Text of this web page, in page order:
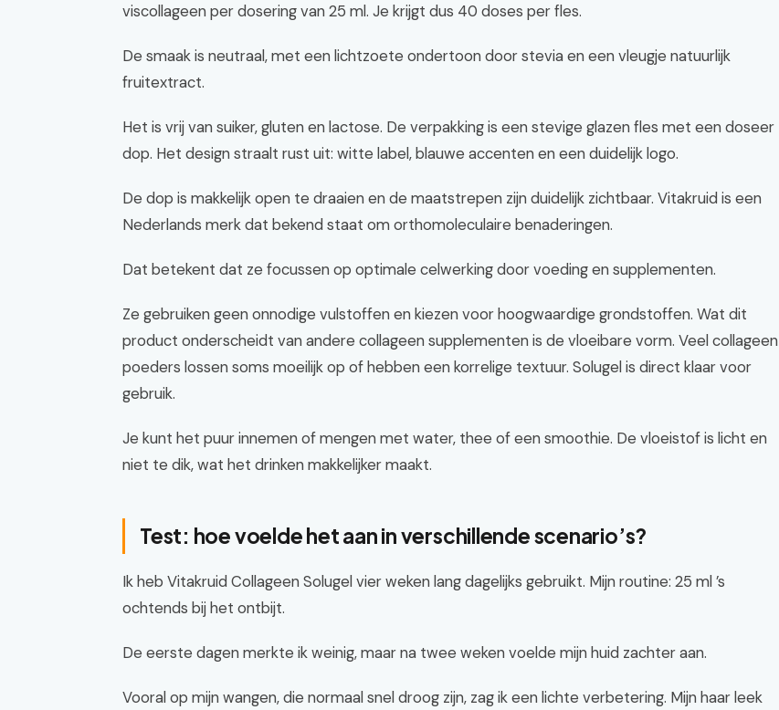
viscollageen per dosering van 25 ml. Je krijgt dus 40 doses per fles.
De smaak is neutraal, met een lichtzoete ondertoon door stevia en een vleugje natuurlijk
fruitextract.
Het is vrij van suiker, gluten en lactose. De verpakking is een stevige glazen fles met een doseer
dop. Het design straalt rust uit: witte label, blauwe accenten en een duidelijk logo.
De dop is makkelijk open te draaien en de maatstrepen zijn duidelijk zichtbaar. Vitakruid is een
Nederlands merk dat bekend staat om orthomoleculaire benaderingen.
Dat betekent dat ze focussen op optimale celwerking door voeding en supplementen.
Ze gebruiken geen onnodige vulstoffen en kiezen voor hoogwaardige grondstoffen. Wat dit
product onderscheidt van andere collageen supplementen is de vloeibare vorm. Veel collageen
poeders lossen soms moeilijk op of hebben een korrelige textuur. Solugel is direct klaar voor
gebruik.
Je kunt het puur innemen of mengen met water, thee of een smoothie. De vloeistof is licht en
niet te dik, wat het drinken makkelijker maakt.
Test: hoe voelde het aan in verschillende scenario’s?
Ik heb Vitakruid Collageen Solugel vier weken lang dagelijks gebruikt. Mijn routine: 25 ml ’s
ochtends bij het ontbijt.
De eerste dagen merkte ik weinig, maar na twee weken voelde mijn huid zachter aan.
Vooral op mijn wangen, die normaal snel droog zijn, zag ik een lichte verbetering. Mijn haar leek